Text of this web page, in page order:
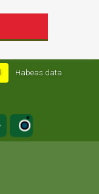
Habeas data